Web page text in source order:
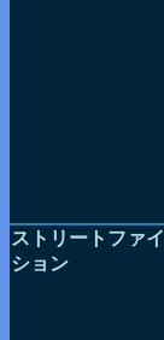
ストリートファ
ション